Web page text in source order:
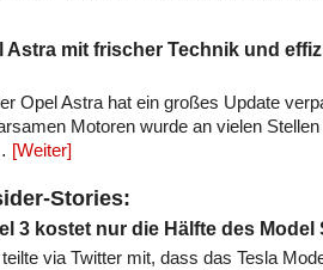
Astra mit frischer Technik und
Opel Astra hat ein großes Update
Motoren wurde an vielen Stellen
[Weiter]
Stories:
3 kostet nur die Hälfte des Model
via Twitter mit, dass das Tesla